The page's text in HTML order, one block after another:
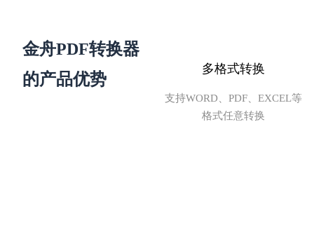
金舟PDF转换器
的产品优势
多格式转换
支持WORD、PDF、EXCEL等
格式任意转换